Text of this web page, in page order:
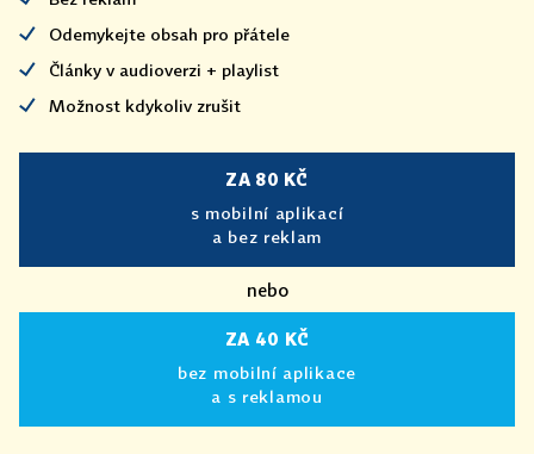
Odemykejte obsah pro přátele
Články v audioverzi + playlist
Možnost kdykoliv zrušit
ZA 80 KČ
s mobilní aplikací
a bez reklam
nebo
ZA 40 KČ
bez mobilní aplikace
a s reklamou